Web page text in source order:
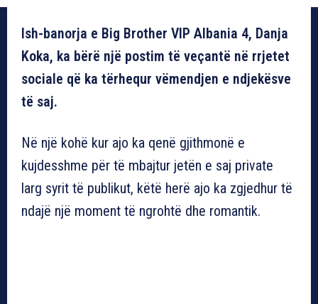
Ish-banorja e Big Brother VIP Albania 4, Danja
Koka, ka bërë një postim të veçantë në rrjetet
sociale që ka tërhequr vëmendjen e ndjekësve
të saj.
Në një kohë kur ajo ka qenë gjithmonë e
kujdesshme për të mbajtur jetën e saj private
larg syrit të publikut, këtë herë ajo ka zgjedhur të
ndajë një moment të ngrohtë dhe romantik.